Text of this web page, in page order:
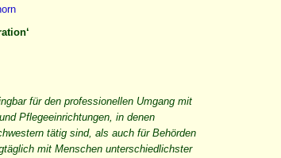
für den professionellen Umgang mit
Pflegeeinrichtungen, in denen
tätig sind, als auch für Behörden
mit Menschen unterschiedlichster